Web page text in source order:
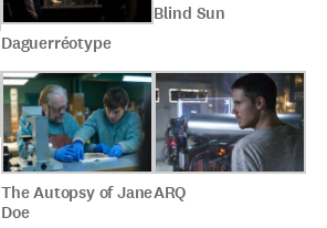
Daguerréotype
Blind Sun
The Autopsy of Jane
Doe
ARQ